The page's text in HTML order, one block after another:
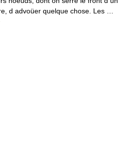
d advoüer quelque chose. Les …